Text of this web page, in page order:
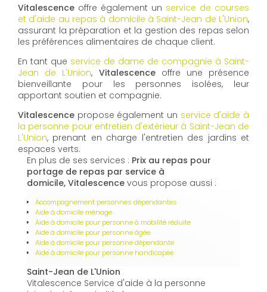
Vitalescence offre également un service de courses
et d'aide au repas à domicile à Saint-Jean de L'Union,
assurant la préparation et la gestion des repas selon
les préférences alimentaires de chaque client.
En tant que service de dame de compagnie à Saint-
Jean de L'Union, Vitalescenceoffre une présence
bienveillante pour les personnes isolées, leur
apportant soutien et compagnie.
Vitalescence propose également un service d'aide à
la personne pour entretien d'extérieur à Saint-Jean de
L'Union, prenant en charge l'entretien des jardins et
espaces verts.
En plus de ses services : Prix au repas pour
portage de repas par service à
domicile, Vitalescence vous propose aussi :
Accompagnement personnes dépendantes
Aide à domicile ménage
Aide à domicile pour personne à mobilité réduite
Aide à domicile pour personne âgée
Aide à domicile pour personne dépendante
Aide à domicile pour personne handicapée
Saint-Jean de L'Union
Vitalescence Service d'aide à la personne